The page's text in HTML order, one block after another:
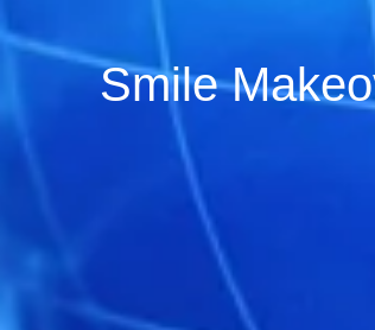
Smile